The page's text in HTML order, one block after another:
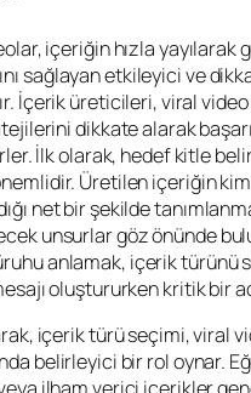
içeriğin hızla yayılarak
sağlayan etkileyici ve
İçerik üreticileri, viral
dikkate alarak
İlk olarak, hedef kitle
Üretilen içeriğin
net bir şekilde
unsurlar göz önünde
anlamak, içerik türünü
oluştururken kritik bir
içerik türü seçimi, viral
belirleyici bir rol oynar.